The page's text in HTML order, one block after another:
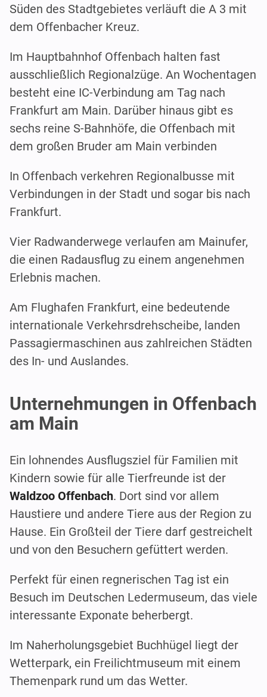
Süden des Stadtgebietes verläuft die A 3 mit
dem Offenbacher Kreuz.
Im Hauptbahnhof Offenbach halten fast
ausschließlich Regionalzüge. An Wochentagen
besteht eine IC-Verbindung am Tag nach
Frankfurt am Main. Darüber hinaus gibt es
sechs reine S-Bahnhöfe, die Offenbach mit
dem großen Bruder am Main verbinden
In Offenbach verkehren Regionalbusse mit
Verbindungen in der Stadt und sogar bis nach
Frankfurt.
Vier Radwanderwege verlaufen am Mainufer,
die einen Radausflug zu einem angenehmen
Erlebnis machen.
Am Flughafen Frankfurt, eine bedeutende
internationale Verkehrsdrehscheibe, landen
Passagiermaschinen aus zahlreichen Städten
des In- und Auslandes.
Unternehmungen in Offenbach
am Main
Ein lohnendes Ausflugsziel für Familien mit
Kindern sowie für alle Tierfreunde ist der
Waldzoo Offenbach. Dort sind vor allem
Haustiere und andere Tiere aus der Region zu
Hause. Ein Großteil der Tiere darf gestreichelt
und von den Besuchern gefüttert werden.
Perfekt für einen regnerischen Tag ist ein
Besuch im Deutschen Ledermuseum, das viele
interessante Exponate beherbergt.
Im Naherholungsgebiet Buchhügel liegt der
Wetterpark, ein Freilichtmuseum mit einem
Themenpark rund um das Wetter.